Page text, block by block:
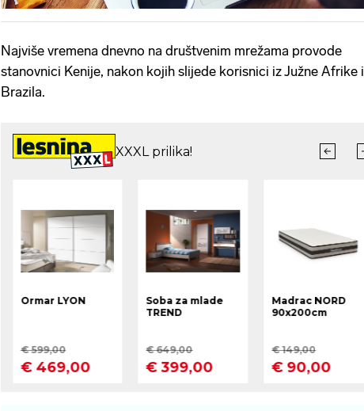
Najviše vremena dnevno na društvenim mrežama provode
stanovnici Kenije, nakon kojih slijede korisnici iz Južne Afrike i
Brazila.